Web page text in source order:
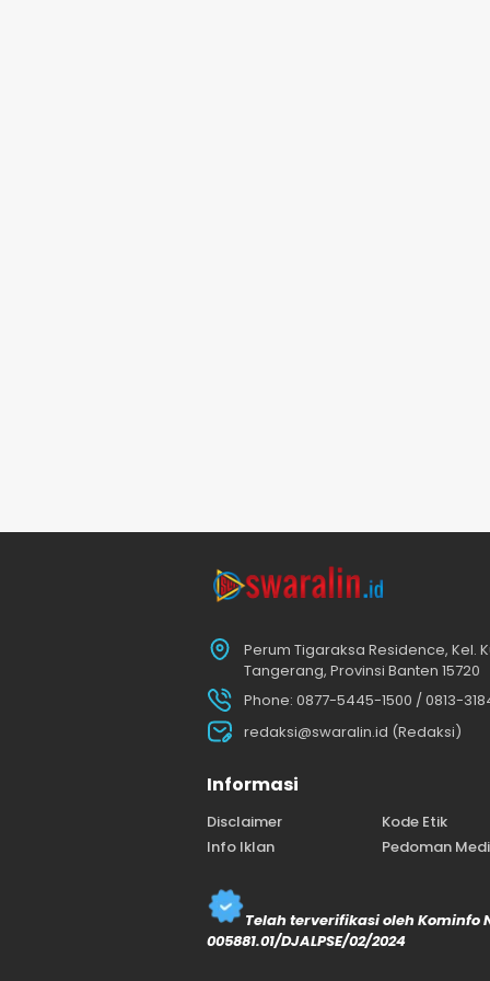
Perum Tigaraksa Residence, Kel.
Tangerang, Provinsi Banten 15720
Phone: 0877-5445-1500 / 0813-
redaksi@swaralin.id (Redaksi)
Informasi
Disclaimer
Kode Etik
Info Iklan
Pedoman
Telah terverifikasi oleh Kominfo
005881.01/DJALPSE/02/2024